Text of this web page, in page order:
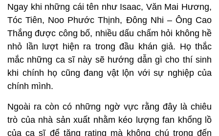
Ngay khi những cái tên như Isaac, Văn Mai Hương,
Tóc Tiên, Noo Phước Thịnh, Đông Nhi – Ông Cao
Thắng được công bố, nhiều dấu chấm hỏi không hề
nhỏ lần lượt hiện ra trong đầu khán giả. Họ thắc
mắc những ca sĩ này sẽ hướng dẫn gì cho thí sinh
khi chính họ cũng đang vật lộn với sự nghiệp của
chính mình.
Ngoài ra còn có những ngờ vực rằng đây là chiêu
trò của nhà sản xuất nhằm kéo lượng fan khổng lồ
của ca sĩ để tăng rating mà không chú trọng đến